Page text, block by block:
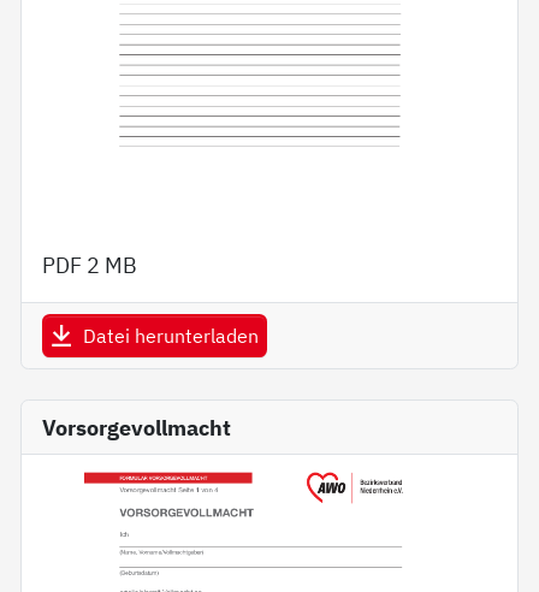
PDF 2 MB
Datei herunterladen
Vorsorgevollmacht